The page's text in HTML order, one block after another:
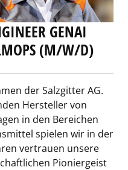
GENAI
(M/W/D)
der Salzgitter AG.
Hersteller von
in den Bereichen
spielen wir in der
vertrauen unsere
Pioniergeist